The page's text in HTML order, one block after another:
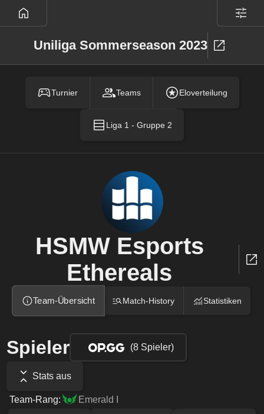
Uniliga Sommerseason 2023
Turnier Teams Eloverteilung
Liga 1 - Gruppe 2
HSMW Esports
Ethereals
Team-Übersicht Match-History Statistiken
Spieler (8 Spieler)
Stats aus
Team-Rang: Emerald I